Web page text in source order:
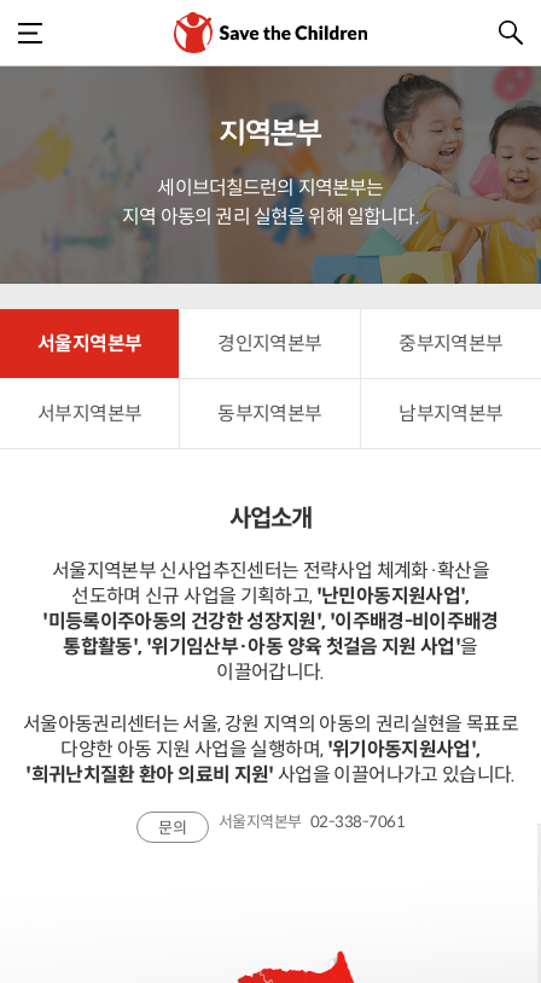
지역본부
세이브더칠드런의 지역본부는
지역 아동의 권리 실현을 위해 일합니다.
서울지역본부 경인지역본부 중부지역본부
서부지역본부 동부지역본부 남부지역본부
사업소개
서울지역본부 신사업추진센터는 전략사업 체계화·확산을
선도하며 신규 사업을 기획하고,'난민아동지원사업',
'미등록이주아동의 건강한 성장지원', '이주배경-비이주배경
통합활동', '위기임산부·아동 양육 첫걸음 지원 사업'을
이끌어갑니다.
서울아동권리센터는 서울, 강원 지역의 아동의 권리실현을 목표로
다양한 아동 지원 사업을 실행하며,'위기아동지원사업',
'희귀난치질환 환아 의료비 지원' 사업을 이끌어나가고 있습니다.
문의 서울지역본부 02-338-7061